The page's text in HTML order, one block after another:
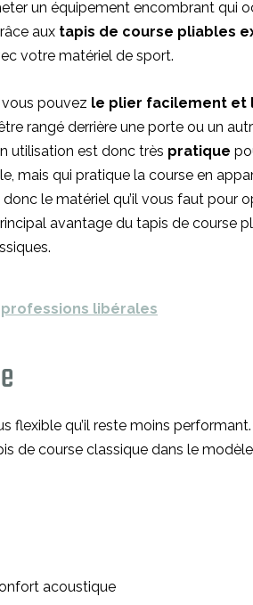
un équipement encombrant qui
aux tapis de course pliables
votre matériel de sport.
pouvez le plier facilement et
rangé derrière une porte ou un
utilisation est donc très pratique
mais qui pratique la course en
le matériel qu’il vous faut pour
avantage du tapis de course
libérales
flexible qu’il reste moins
de course classique dans le
acoustique